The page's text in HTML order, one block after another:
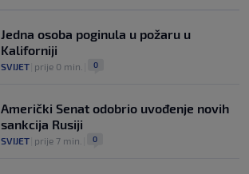
Jedna osoba poginula u požaru u
Kaliforniji
SVIJET prije 0 min. 0
Američki Senat odobrio uvođenje novih
sankcija Rusiji
SVIJET prije 7 min. 0